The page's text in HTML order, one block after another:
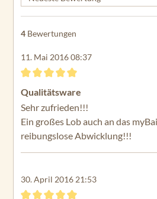
M
40
du
ra
M
ax
du
ra
4 Bewertungen
11. Mai 2016 08:37
Bewertung mit 5 von 5 Sternen
Qualitätsware
Sehr zufrieden!!!
Ein großes Lob auch an das
reibungslose Abwicklung!!!
30. April 2016 21:53